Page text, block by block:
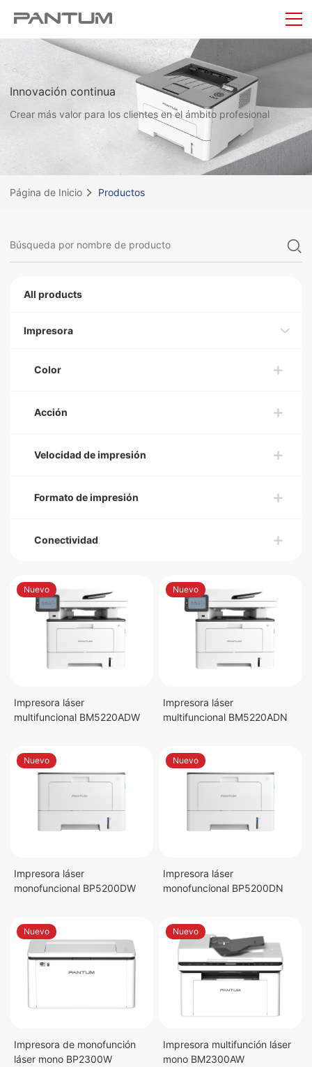
Innovación continua
Crear más valor para los clientes en el ámbito profesional
Página de Inicio Productos
All products
Impresora
Color
Acción
Velocidad de impresión
Formato de impresión
Conectividad
Nuevo
Impresora láser
multifuncional BM5220ADW
Nuevo
Impresora láser
multifuncional BM5220ADN
Nuevo
Impresora láser
monofuncional BP5200DW
Nuevo
Impresora láser
monofuncional BP5200DN
Nuevo
Impresora de monofunción
láser mono BP2300W
Nuevo
Impresora multifunción láser
mono BM2300AW